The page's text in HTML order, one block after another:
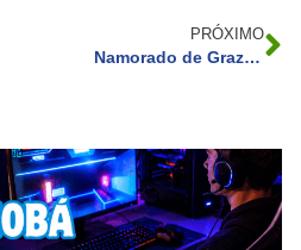
PRÓXIMO
Namorado de Grazi Massafera, Marlon Teixeira faz campanha com Gisele Bündchen